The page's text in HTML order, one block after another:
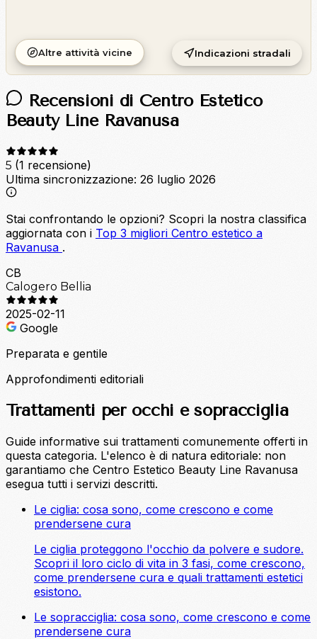
Altre attività vicine Indicazioni stradali
Recensioni di Centro Estetico
Beauty Line Ravanusa
5 (1 recensione)
Ultima sincronizzazione: 26 luglio 2026
Stai confrontando le opzioni? Scopri la nostra classifica
aggiornata con i Top 3 migliori Centro estetico a
Ravanusa .
CB
Calogero Bellia
2025-02-11
Google
Preparata e gentile
Approfondimenti editoriali
Trattamenti per occhi e sopracciglia
Guide informative sui trattamenti comunemente offerti in
questa categoria. L'elenco è di natura editoriale: non
garantiamo che Centro Estetico Beauty Line Ravanusa
esegua tutti i servizi descritti.
Le ciglia: cosa sono, come crescono e come
prendersene cura
Le ciglia proteggono l'occhio da polvere e sudore.
Scopri il loro ciclo di vita in 3 fasi, come crescono,
come prendersene cura e quali trattamenti estetici
esistono.
Le sopracciglia: cosa sono, come crescono e come
prendersene cura